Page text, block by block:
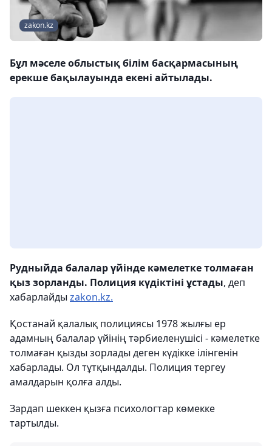
zakon.kz
Бұл мәселе облыстық білім басқармасының
ерекше бақылауында екені айтылады.
Рудныйда балалар үйінде кәмелетке толмаған
қыз зорланды. Полиция күдіктіні ұстады, деп
хабарлайды zakon.kz.
Қостанай қалалық полициясы 1978 жылғы ер
адамның балалар үйінің тәрбиеленушісі - кәмелетке
толмаған қызды зорлады деген күдікке ілінгенін
хабарлады. Ол тұтқындалды. Полиция тергеу
амалдарын қолға алды.
Зардап шеккен қызға психологтар көмекке
тартылды.